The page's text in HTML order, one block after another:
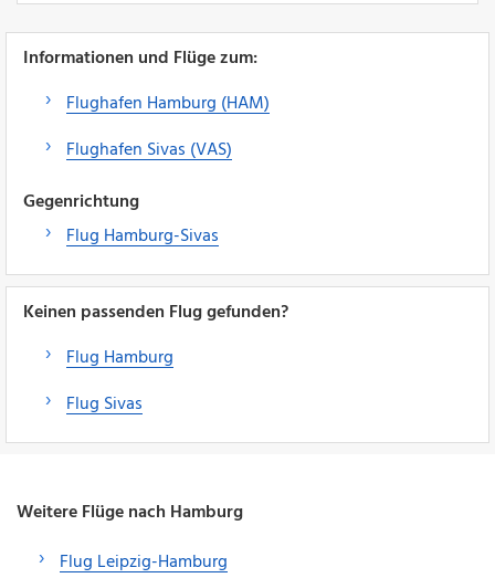
Informationen und Flüge zum:
Flughafen Hamburg (HAM)
Flughafen Sivas (VAS)
Gegenrichtung
Flug Hamburg-Sivas
Keinen passenden Flug gefunden?
Flug Hamburg
Flug Sivas
Weitere Flüge nach Hamburg
Flug Leipzig-Hamburg